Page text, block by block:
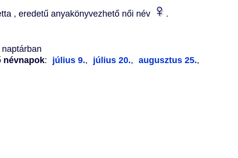
, eredetű anyakönyvezhető női név ♀ .
névnapok: július 9., július 20., augusztus 25.,